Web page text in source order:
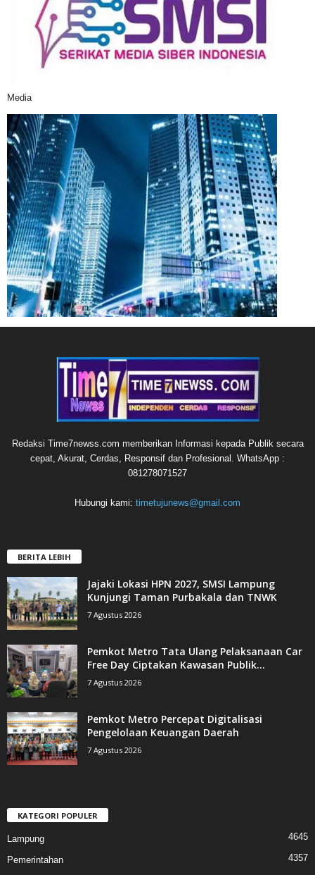
Media
Redaksi Time7newss.com memberikan Informasi kepada Publik secara
cepat, Akurat, Cerdas, Responsif dan Profesional. WhatsApp :
081278071527
Hubungi kami: timetujunews@gmail.com
BERITA LEBIH
Jajaki Lokasi HPN 2027, SMSI Lampung
Kunjungi Taman Purbakala dan TNWK
7 Agustus 2026
Pemkot Metro Tata Ulang Pelaksanaan Car
Free Day Ciptakan Kawasan Publik...
7 Agustus 2026
Pemkot Metro Percepat Digitalisasi
Pengelolaan Keuangan Daerah
7 Agustus 2026
KATEGORI POPULER
Lampung 4645
Pemerintahan
4357